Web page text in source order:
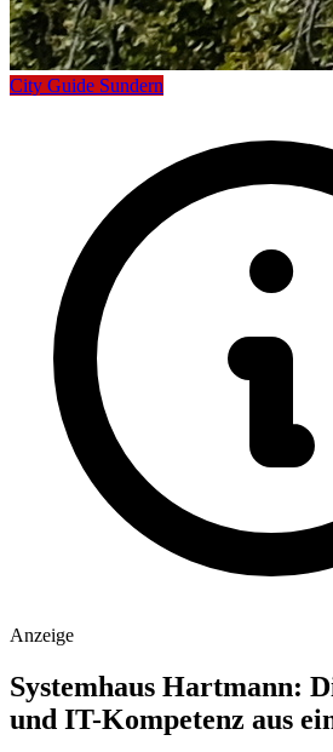
City Guide Sundern
Anzeige
Systemhaus Hartmann:
und IT-Kompetenz aus